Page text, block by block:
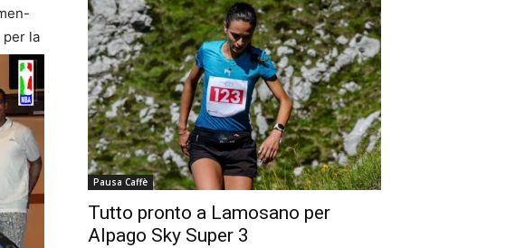
per la
Pausa Caffè
Tutto pronto a Lamosano per
Alpago Sky Super 3